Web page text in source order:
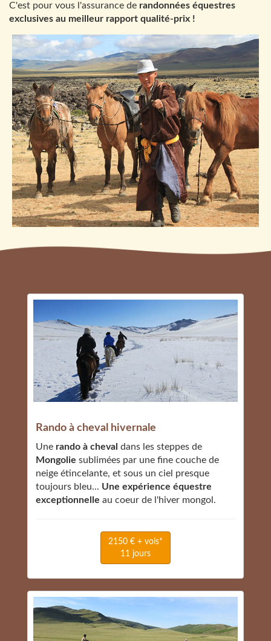
C'est pour vous l'assurance de randonnées équestres
exclusives au meilleur rapport qualité-prix !
Rando à cheval hivernale
Une rando à cheval dans les steppes de
Mongolie sublimées par une fine couche de
neige étincelante, et sous un ciel presque
toujours bleu... Une expérience équestre
exceptionnelle au coeur de l'hiver mongol.
2150 € + vols*
11 jours